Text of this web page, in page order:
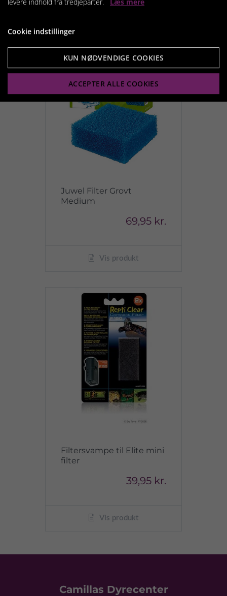
Juwel Filter Grovt
Medium
69,95 kr.
Vis produkt
Filtersvampe til Elite mini
filter
39,95 kr.
Vis produkt
Camillas Dyrecenter
levere indhold fra tredjeparter. Læs mere
Cookie indstillinger
KUN NØDVENDIGE COOKIES
ACCEPTER ALLE COOKIES